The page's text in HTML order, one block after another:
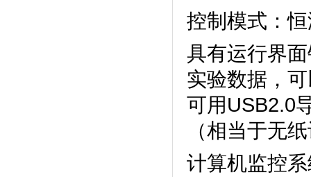
控制模式：恒温
具有运行界面
实验数据
可用USB2.0
（相当于无
计算机监控系